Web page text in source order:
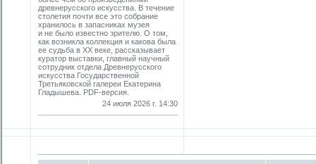
древнерусского искусства. В течение
столетия почти все это собрание
хранилось в запасниках музея
и не было известно зрителю. О том,
как возникла коллекция и какова была
ее судьба в ХХ веке, рассказывает
куратор выставки, главный научный
сотрудник отдела Древнерусского
искусства Государственной
Третьяковской галереи Екатерина
Гладышева. PDF-версия.
24 июля 2026 г. 14:30